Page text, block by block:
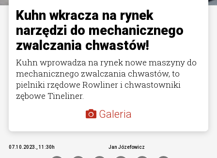
Kuhn wkracza na rynek
narzędzi do mechanicznego
zwalczania chwastów!
Kuhn wprowadza na rynek nowe maszyny do
mechanicznego zwalczania chwastów, to
pielniki rzędowe Rowliner i chwastowniki
zębowe Tineliner.
Galeria
07.10.2023., 11:30h Jan Józefowicz